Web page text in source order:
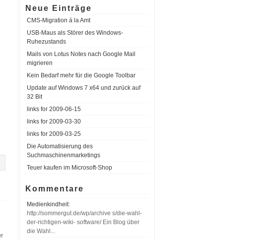
Neue Einträge
CMS-Migration á la Amt
USB-Maus als Störer des Windows-
Ruhezustands
Mails von Lotus Notes nach Google Mail
migrieren
Kein Bedarf mehr für die Google Toolbar
Update auf Windows 7 x64 und zurück auf
32 Bit
links for 2009-06-15
links for 2009-03-30
links for 2009-03-25
Die Automatisierung des
Suchmaschinenmarketings
Teuer kaufen im Microsoft-Shop
Kommentare
Medienkindheit:
http://sommergut.de/wp/archive s/die-wahl-
der-richtigen-wiki- software/ Ein Blog über
die Wahl...